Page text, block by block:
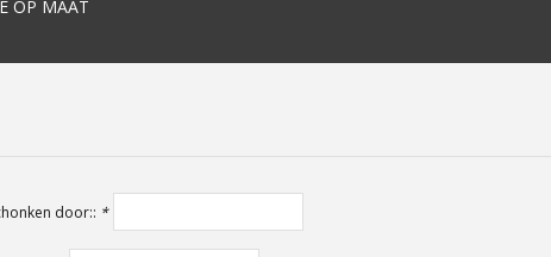
OP MAAT
door:: *